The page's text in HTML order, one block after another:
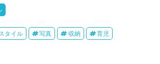
タイル 写真 収納 育児